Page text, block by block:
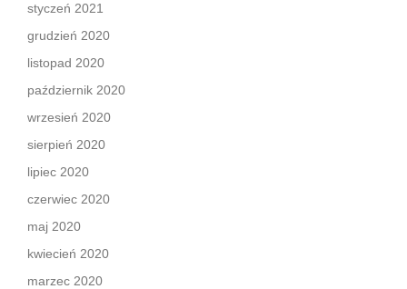
styczeń 2021
grudzień 2020
listopad 2020
październik 2020
wrzesień 2020
sierpień 2020
lipiec 2020
czerwiec 2020
maj 2020
kwiecień 2020
marzec 2020